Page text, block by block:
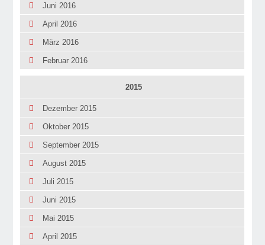
Juni 2016
April 2016
März 2016
Februar 2016
2015
Dezember 2015
Oktober 2015
September 2015
August 2015
Juli 2015
Juni 2015
Mai 2015
April 2015